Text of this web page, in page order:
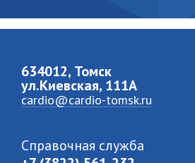
634012, Томск
ул.Киевская, 111A
cardio@cardio-tomsk.ru
Справочная служба